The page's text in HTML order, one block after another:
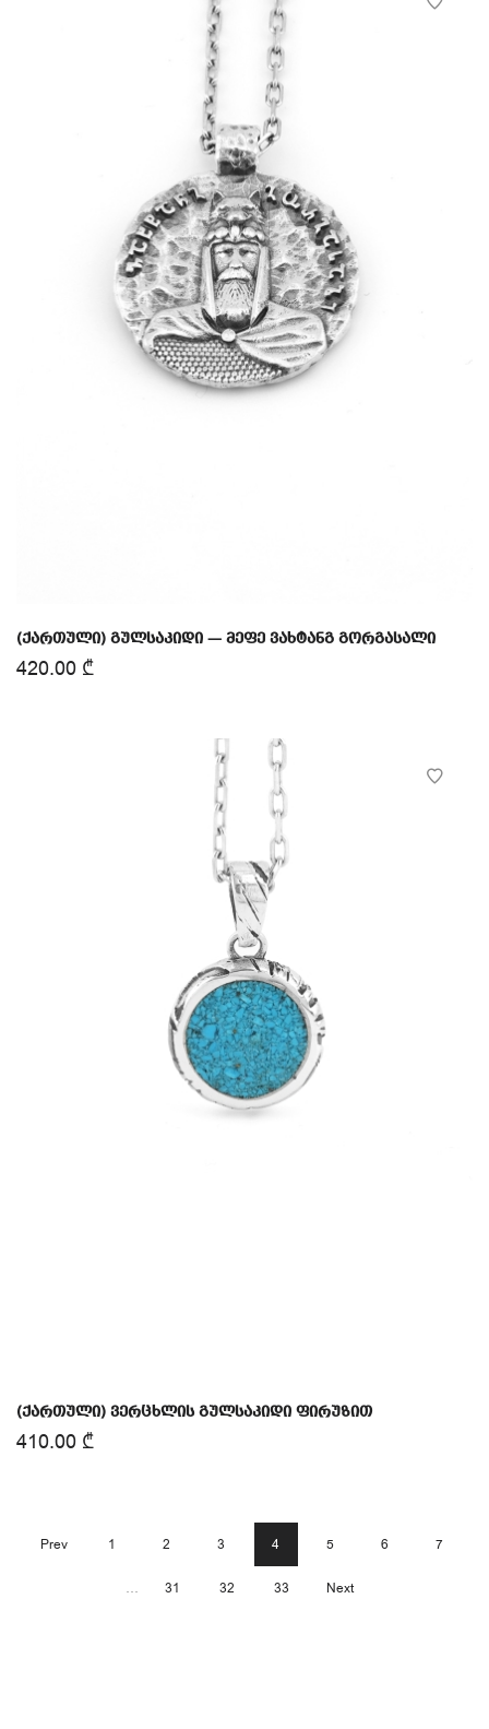
(ქართული) გულსაკიდი — მეფე ვახტანგ გორგასალი
420.00 ₾
(ქართული) ვერცხლის გულსაკიდი ფირუზით
410.00 ₾
Prev 1 2 3 4 5 6 7
… 31 32 33 Next